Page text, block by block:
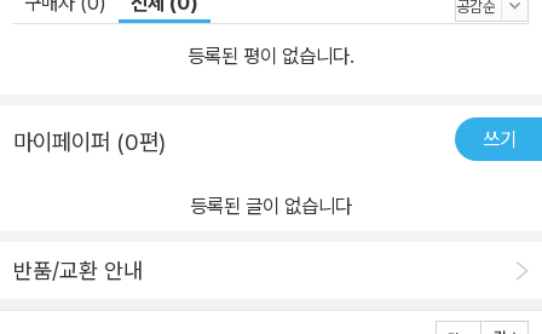
고 생각한다. 하지만 우리의 시끌벅적한 삶 이면에는 숨길 수 없는 고
독의 그림자가 걸쳐 있다. 그런 의미에서 코로나19는 우리 모두에게
는 존재라는 사실을, 카페에서 여유롭게 커피 한잔을 마시는 일상이
불에 둘러앉아 이야기하고 함께 시끌벅적 나누어 먹고 마시는 삶이
건너는 방법이었음을 다시 생각하게 한 계기였다. ◎ 고독은 온 우주
등록된 평이 없습니다.
마이페이퍼 (0편) 쓰기
등록된 글이 없습니다
반품/교환 안내